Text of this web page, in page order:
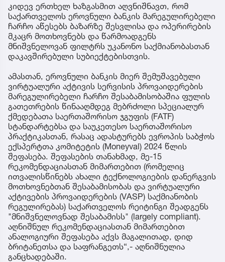
კიდევ ერთხელ ხაზგასმით აღვნიშნავთ, რომ
საქართველოს ეროვნული ბანკის მარეგულირებელი
ჩარჩო აწესებს ბაზარზე შესვლისა და ოპერირების
მკაცრ მოთხოვნებს და წარმოადგენს
მნიშვნელოვან ფილტრს უკანონო საქმიანობასთან
დაკავშირებული სუბიექტებისთვის.
ამასთან, ეროვნული ბანკის მიერ შემუშავებული
ვირტუალური აქტივის სერვისის პროვაიდერების
მარეგულირებელი ჩარჩო შესაბამისობაშია ფულის
გათეთრების წინააღმდეგ მებრძოლი სპეციალურ
ქმედებათა საერთაშორისო ჯგუფის (FATF)
სტანდარტებსა და საუკეთესო საერთაშორისო
პრაქტიკასთან, რასაც ადასტურებს ევროპის საბჭოს
ექსპერტთა კომიტეტის (Moneyval) 2024 წლის
შეფასება. შეფასების თანახმად, მე-15
რეკომენდაციასთან მიმართებით (რომელიც
ითვალისწინებს ახალი ტექნოლოგიების დანერგვის
მოთხოვნებთან შესაბამისობას და ვირტუალური
აქტივების პროვაიდერების (VASP) საქმიანობის
რეგულირებას) საქართველოს რეიტინგი შეადგენს
"მნიშვნელოვნად შესაბამისს" (largely compliant).
აღნიშნულ რეკომენდაციასთან მიმართებით
ანალოგიური შეფასება აქვს მაგალითად, დიდ
ბრიტანეთსა და საფრანგეთს“,- აღნიშნულია
განცხადებაში.